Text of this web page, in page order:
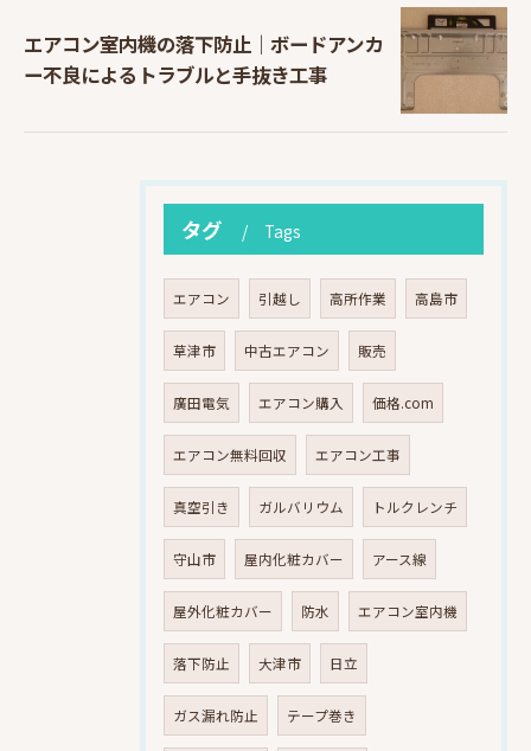
エアコン室内機の落下防止｜ボードアンカ
ー不良によるトラブルと手抜き工事
タグ Tags
エアコン 引越し 高所作業 高島市
草津市 中古エアコン 販売
廣田電気 エアコン購入 価格.com
エアコン無料回収 エアコン工事
真空引き ガルバリウム トルクレンチ
守山市 屋内化粧カバー アース線
屋外化粧カバー 防水 エアコン室内機
落下防止 大津市 日立
ガス漏れ防止 テープ巻き